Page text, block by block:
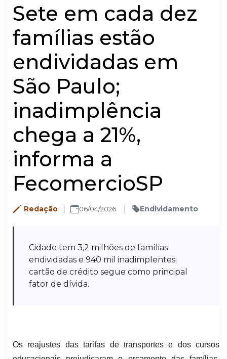
Sete em cada dez
famílias estão
endividadas em
São Paulo;
inadimplência
chega a 21%,
informa a
FecomercioSP
Redação 06/04/2026 Endividamento
Cidade tem 3,2 milhões de famílias
endividadas e 940 mil inadimplentes;
cartão de crédito segue como principal
fator de dívida.
Os reajustes das tarifas de transportes e dos cursos